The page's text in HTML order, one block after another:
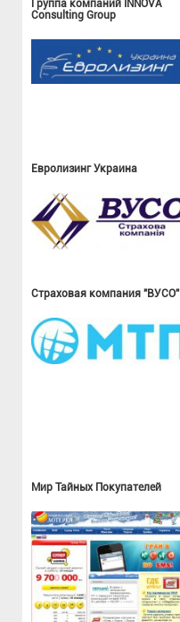
Группа компаний INNOVA
Consulting Group
Евролизинг Украина
Страховая компания "ВУСО"
Мир Тайных Покупателей